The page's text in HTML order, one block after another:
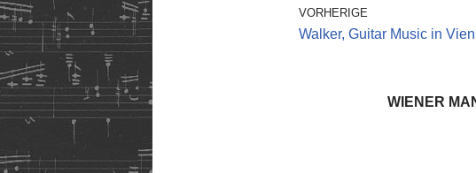
VORHERIGE
Walker, Guitar Music in
WIENER